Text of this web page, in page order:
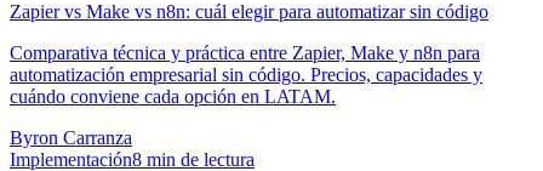
Zapier vs Make vs n8n: cuál elegir para automatizar sin código
Comparativa técnica y práctica entre Zapier, Make y n8n para
automatización empresarial sin código. Precios, capacidades y
cuándo conviene cada opción en LATAM.
Byron Carranza
Implementación8 min de lectura